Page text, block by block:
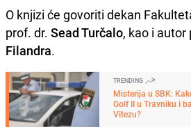
O knjizi će govoriti dekan
prof. dr. Sead Turčalo, kao i autor
Filandra.
TRENDING
Misterija u SBK:
Golf II u Travniku i
Vitezu?